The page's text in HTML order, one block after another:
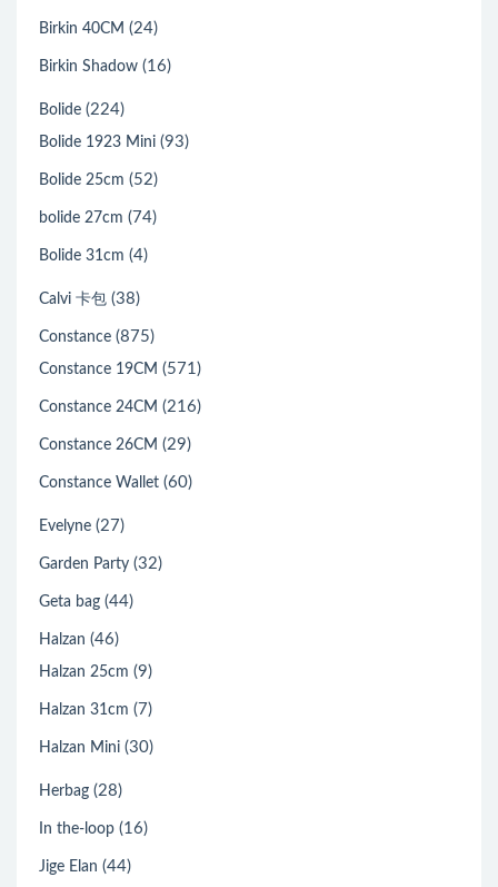
Birkin 40CM (24)
Birkin Shadow (16)
Bolide (224)
Bolide 1923 Mini (93)
Bolide 25cm (52)
bolide 27cm (74)
Bolide 31cm (4)
Calvi 卡包 (38)
Constance (875)
Constance 19CM (571)
Constance 24CM (216)
Constance 26CM (29)
Constance Wallet (60)
Evelyne (27)
Garden Party (32)
Geta bag (44)
Halzan (46)
Halzan 25cm (9)
Halzan 31cm (7)
Halzan Mini (30)
Herbag (28)
In the-loop (16)
Jige Elan (44)